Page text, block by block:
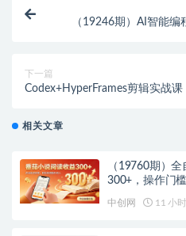
（19246期）AI智能编
下一篇
Codex+HyperFrames剪辑实战
相关文章
（19760期）
300+，操作门
中创网 11 小